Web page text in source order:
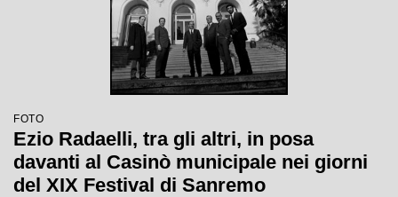
FOTO
Ezio Radaelli, tra gli altri, in posa
davanti al Casinò municipale nei giorni
del XIX Festival di Sanremo